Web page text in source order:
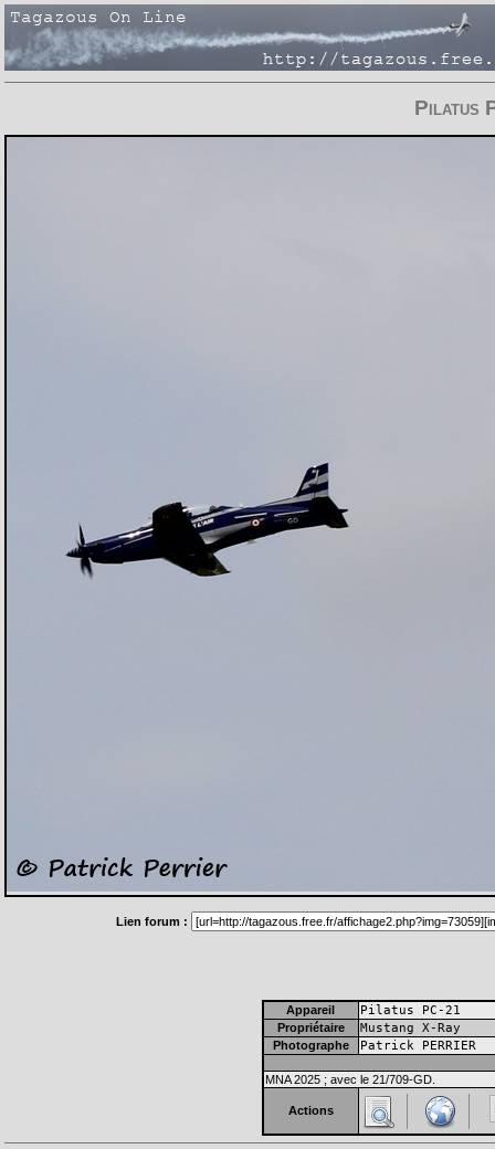
Pilatus
Lien forum :
Appareil Pilatus PC-21
Propriétaire Mustang X-Ray
Photographe Patrick PERRIER
MNA 2025 ; avec le 21/709-GD.
Actions